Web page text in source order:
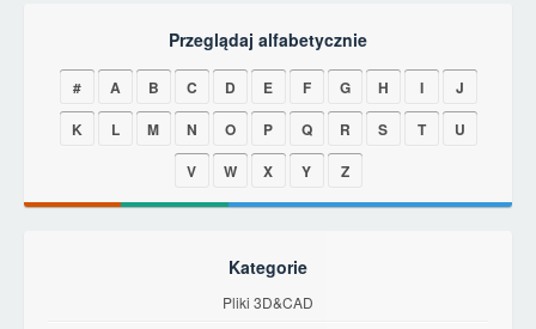
Przeglądaj alfabetycznie
# A B C D E F G H I
J
K
L M N O P Q R S T
U
V
W X Y Z
Kategorie
Pliki 3D&CAD